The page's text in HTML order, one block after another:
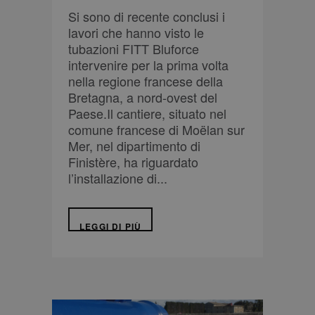
Si sono di recente conclusi i
lavori che hanno visto le
tubazioni FITT Bluforce
intervenire per la prima volta
nella regione francese della
Bretagna, a nord-ovest del
Paese.Il cantiere, situato nel
comune francese di Moëlan sur
Mer, nel dipartimento di
Finistère, ha riguardato
l’installazione di...
LEGGI DI PIÙ
Universal
Analytics, che è
un
aggiornamento
significativo del
servizio di
analisi più
comunemente
utilizzato da
Google. Questo
cookie viene
utilizzato per
distinguere
utenti unici
numero
rapporti di
di questo sito
Web.
_TA_TRACKING
fitt-
cdn.thron.com
1 anno 1
mese
Questo cookie
viene utilizzato
per monitorare
comportamento
dell'utente per
migliorare la
pertinenza delle
raccomandazioni
di prodotto e
pubblicità.